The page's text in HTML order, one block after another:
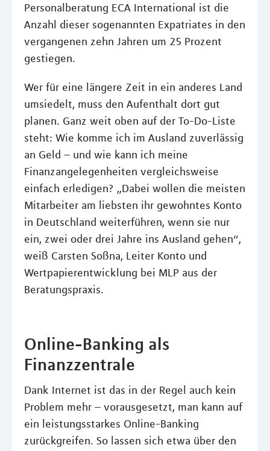
Personalberatung ECA International ist die
Anzahl dieser sogenannten Expatriates in den
vergangenen zehn Jahren um 25 Prozent
gestiegen.
Wer für eine längere Zeit in ein anderes Land
umsiedelt, muss den Aufenthalt dort gut
planen. Ganz weit oben auf der To-Do-Liste
steht: Wie komme ich im Ausland zuverlässig
an Geld – und wie kann ich meine
Finanzangelegenheiten vergleichsweise
einfach erledigen? „Dabei wollen die meisten
Mitarbeiter am liebsten ihr gewohntes Konto
in Deutschland weiterführen, wenn sie nur
ein, zwei oder drei Jahre ins Ausland gehen“,
weiß Carsten Soßna, Leiter Konto und
Wertpapierentwicklung bei MLP aus der
Beratungspraxis.
Online-Banking als
Finanzzentrale
Dank Internet ist das in der Regel auch kein
Problem mehr – vorausgesetzt, man kann auf
ein leistungsstarkes Online-Banking
zurückgreifen. So lassen sich etwa über den